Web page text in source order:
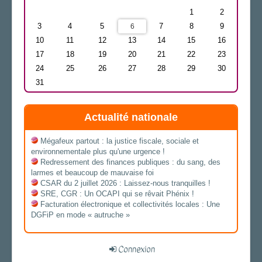
1
2
3
4 5 6 7 8
9
10
11 12 13 14 15
16
17
18 19 20 21 22
23
24
25 26 27 28 29
30
31
Actualité nationale
Mégafeux partout : la justice fiscale, sociale et
environnementale plus qu'une urgence !
Redressement des finances publiques : du sang, des
larmes et beaucoup de mauvaise foi
CSAR du 2 juillet 2026 : Laissez-nous tranquilles !
SRE, CGR : Un OCAPI qui se rêvait Phénix !
Facturation électronique et collectivités locales : Une
DGFiP en mode « autruche »
Connexion